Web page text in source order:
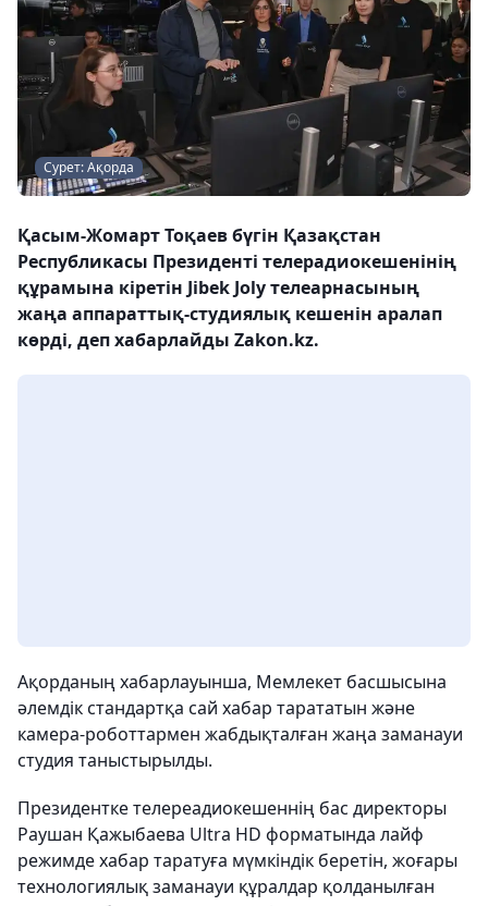
Сурет: Ақорда
Қасым-Жомарт Тоқаев бүгін Қазақстан
Республикасы Президенті телерадиокешенінің
құрамына кіретін Jibek Joly телеарнасының
жаңа аппараттық-студиялық кешенін аралап
көрді, деп хабарлайды Zakon.kz.
Ақорданың хабарлауынша, Мемлекет басшысына
әлемдік стандартқа сай хабар тарататын және
камера-роботтармен жабдықталған жаңа заманауи
студия таныстырылды.
Президентке телереадиокешеннің бас директоры
Раушан Қажыбаева Ultra HD форматында лайф
режимде хабар таратуға мүмкіндік беретін, жоғары
технологиялық заманауи құралдар қолданылған